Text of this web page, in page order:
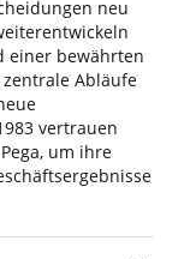
neu
einer bewährten
Abläufe
vertrauen
um ihre